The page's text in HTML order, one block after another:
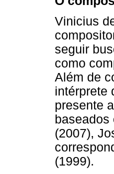
Vinicius
seguir
como
Além de
intérprete
presente
baseados
(2007),
(1999).